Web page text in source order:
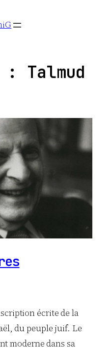
: Talmud
écrite de la
du peuple juif. Le
moderne dans sa